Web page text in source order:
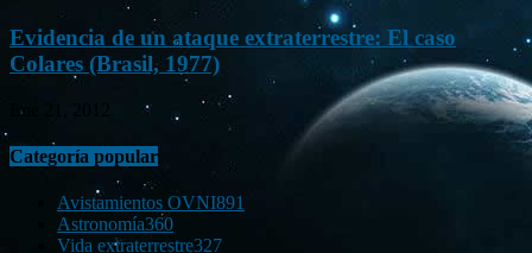
Evidencia de un ataque extraterrestre: El caso
Colares (Brasil, 1977)
Ene 21, 2012
Categoría popular
Avistamientos OVNI891
Astronomía360
Vida extraterrestre327